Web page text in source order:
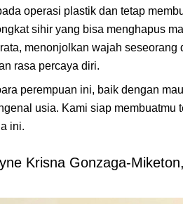
operasi plastik dan tetap
sihir yang bisa menghapus
menonjolkan wajah seseorang
rasa percaya diri.
perempuan ini, baik dengan
usia. Kami siap membuatmu
ini.
Krisna Gonzaga-